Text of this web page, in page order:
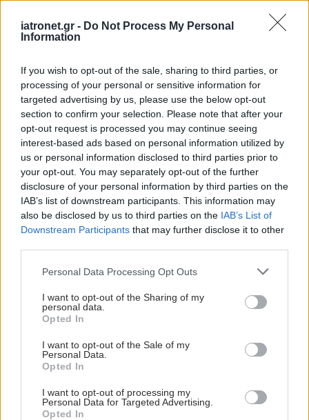
iatronet.gr - Do Not Process My Personal
Information
If you wish to opt-out of the sale, sharing to third parties, or
processing of your personal or sensitive information for
targeted advertising by us, please use the below opt-out
section to confirm your selection. Please note that after your
opt-out request is processed you may continue seeing
interest-based ads based on personal information utilized by
us or personal information disclosed to third parties prior to
your opt-out. You may separately opt-out of the further
disclosure of your personal information by third parties on the
IAB’s list of downstream participants. This information may
also be disclosed by us to third parties on the IAB’s List of
Downstream Participants that may further disclose it to other
Please note that this website/app uses one or more Google
not limited to your visit or usage behaviour. You may click to
grant or deny consent to Google and its third-party tags to
use your data for below specified purposes in below Google
consent section.
Personal Data Processing Opt Outs
I want to opt-out of the Sharing of my
personal data.
Opted In
I want to opt-out of the Sale of my
Personal Data.
Opted In
I want to opt-out of processing my
Personal Data for Targeted Advertising.
Opted In